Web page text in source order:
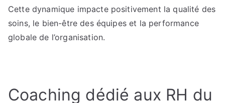
Cette dynamique impacte positivement la qualité des
soins, le bien-être des équipes et la performance
globale de l’organisation.
Coaching dédié aux RH du